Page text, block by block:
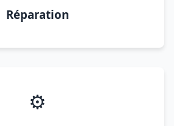
Réparation
⚙️